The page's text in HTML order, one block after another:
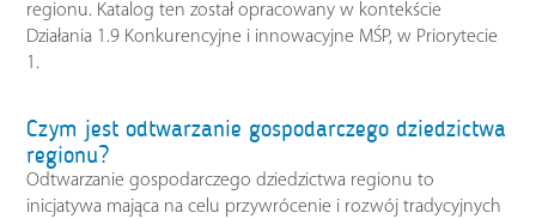
regionu. Katalog ten został opracowany w kontekście
Działania 1.9 Konkurencyjne i innowacyjne MŚP, w Priorytecie
1.
Czym jest odtwarzanie gospodarczego dziedzictwa
regionu?
Odtwarzanie gospodarczego dziedzictwa regionu to
inicjatywa mająca na celu przywrócenie i rozwój tradycyjnych